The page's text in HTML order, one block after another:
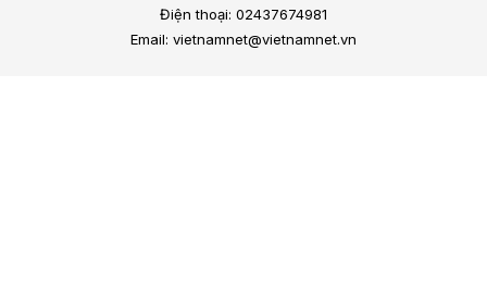
Điện thoại: 02437674981
Email: vietnamnet@vietnamnet.vn